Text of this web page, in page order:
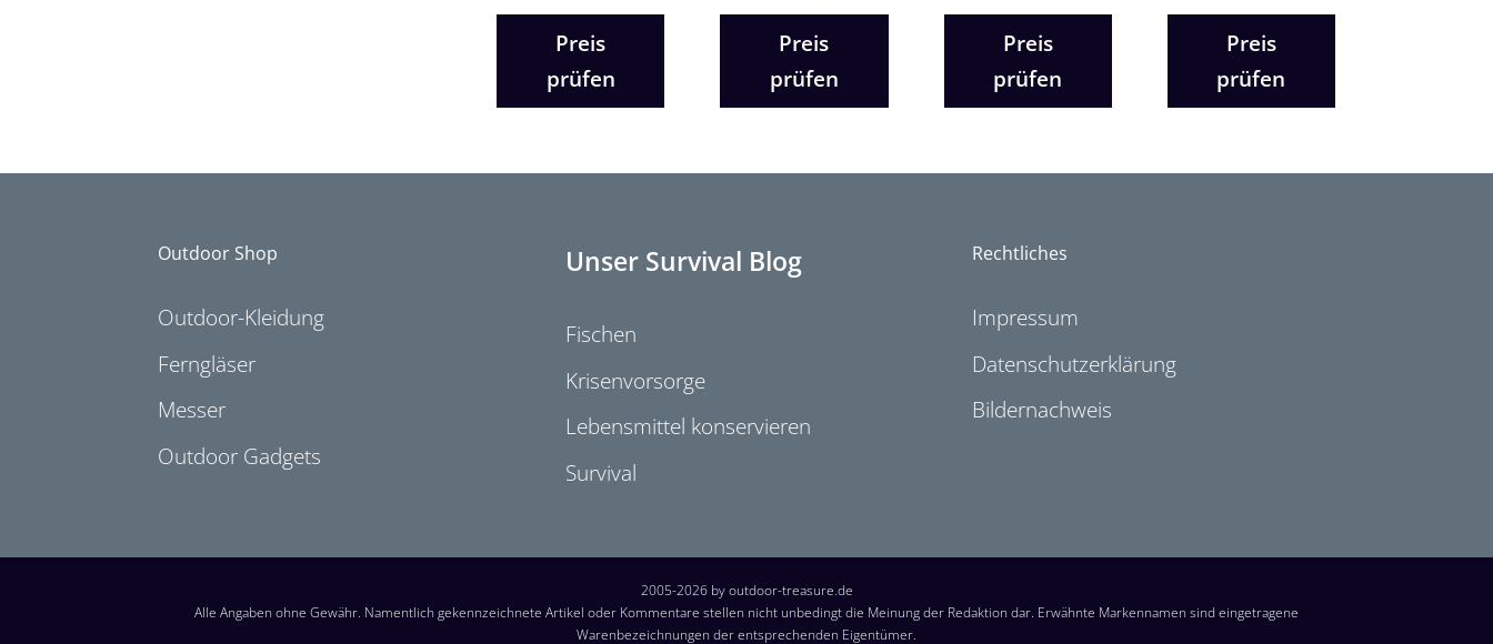
Preis
prüfen
Preis
prüfen
Preis
prüfen
Preis
prüfen
Outdoor Shop
Outdoor-Kleidung
Ferngläser
Messer
Outdoor Gadgets
Unser Survival Blog
Fischen
Krisenvorsorge
Lebensmittel konservieren
Survival
Rechtliches
Impressum
Datenschutzerklärung
Bildernachweis
2005-2026 by outdoor-treasure.de
Alle Angaben ohne Gewähr. Namentlich gekennzeichnete Artikel oder Kommentare stellen nicht unbedingt die Meinung der Redaktion dar. Erwähnte Markennamen sind eingetragene
Warenbezeichnungen der entsprechenden Eigentümer.